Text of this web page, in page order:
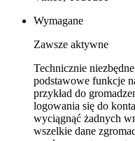
Wymagane
Zawsze aktywne
Technicznie
podstawowe funkcje
przykład do
logowania się do
wyciągnąć żadnych
wszelkie dane